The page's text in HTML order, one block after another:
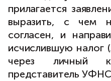
прилагается
выразить, с чем
согласен, и
исчислившую налог
через личный
представитель